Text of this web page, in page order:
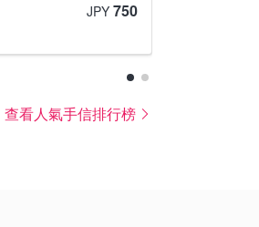
JPY 750
查看人氣手信排行榜